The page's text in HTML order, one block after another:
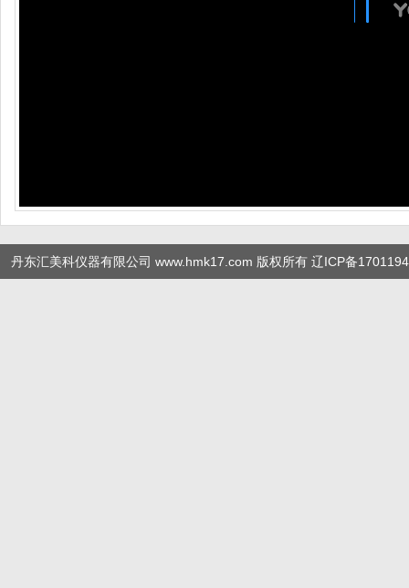
丹东汇美科仪器有限公司 www.hmk17.com 版权所有 辽ICP备